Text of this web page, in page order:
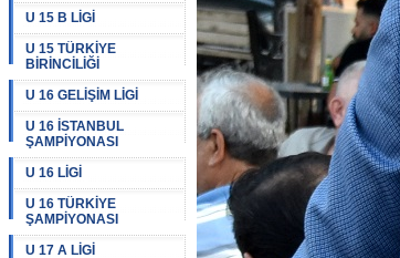
U 15 B LİGİ
U 15 TÜRKİYE
BİRİNCİLİĞİ
U 16 GELİŞİM LİGİ
U 16 İSTANBUL
ŞAMPİYONASI
U 16 LİGİ
U 16 TÜRKİYE
ŞAMPİYONASI
U 17 A LİGİ